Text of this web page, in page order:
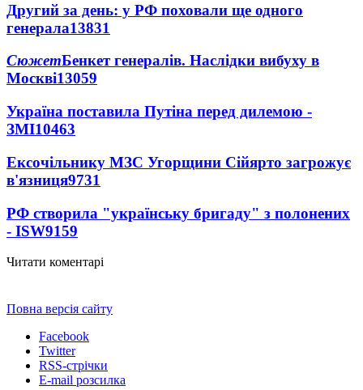
Другий за день: у РФ поховали ще одного
генерала13831
СюжетБенкет генералів. Наслідки вибуху в
Москві13059
Україна поставила Путіна перед дилемою -
ЗМІ10463
Ексочільнику МЗС Угорщини Сійярто загрожує
в'язниця9731
РФ створила "українську бригаду" з полонених
- ISW9159
Читати коментарі
Повна версія сайту
Facebook
Twitter
RSS-стрічки
E-mail розсилка